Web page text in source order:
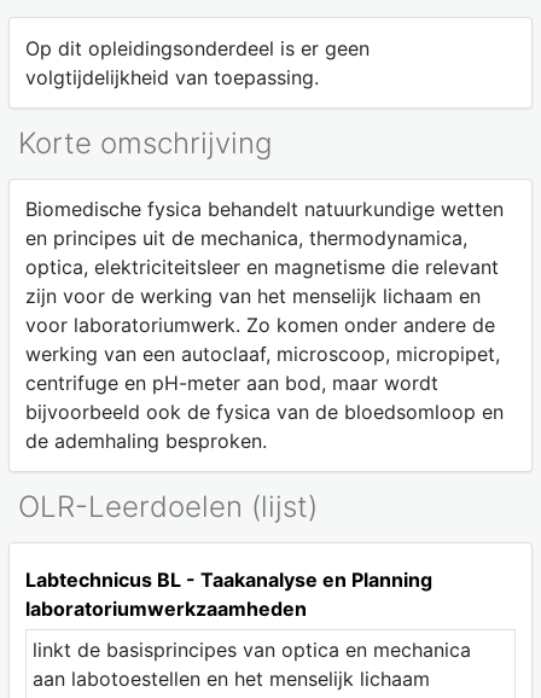
Op dit opleidingsonderdeel is er geen
volgtijdelijkheid van toepassing.
Korte omschrijving
Biomedische fysica behandelt natuurkundige wetten
en principes uit de mechanica, thermodynamica,
optica, elektriciteitsleer en magnetisme die relevant
zijn voor de werking van het menselijk lichaam en
voor laboratoriumwerk. Zo komen onder andere de
werking van een autoclaaf, microscoop, micropipet,
centrifuge en pH-meter aan bod, maar wordt
bijvoorbeeld ook de fysica van de bloedsomloop en
de ademhaling besproken.
OLR-Leerdoelen (lijst)
Labtechnicus BL - Taakanalyse en Planning
laboratoriumwerkzaamheden
linkt de basisprincipes van optica en mechanica
aan labotoestellen en het menselijk lichaam